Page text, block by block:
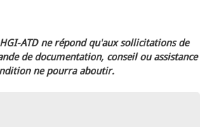
ATD ne répond qu'aux sollicitations de
de documentation, conseil ou assistance
ne pourra aboutir.